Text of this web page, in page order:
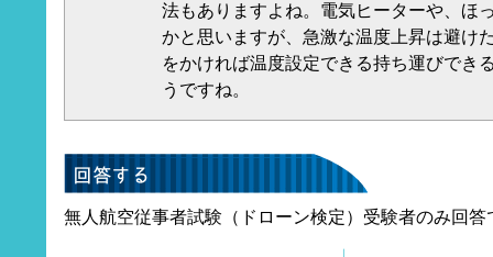
法もありますよね。電気ヒーターや、ほ
かと思いますが、急激な温度上昇は避け
をかければ温度設定できる持ち運びでき
うですね。
無人航空従事者試験（ドローン検定）受験者のみ回答